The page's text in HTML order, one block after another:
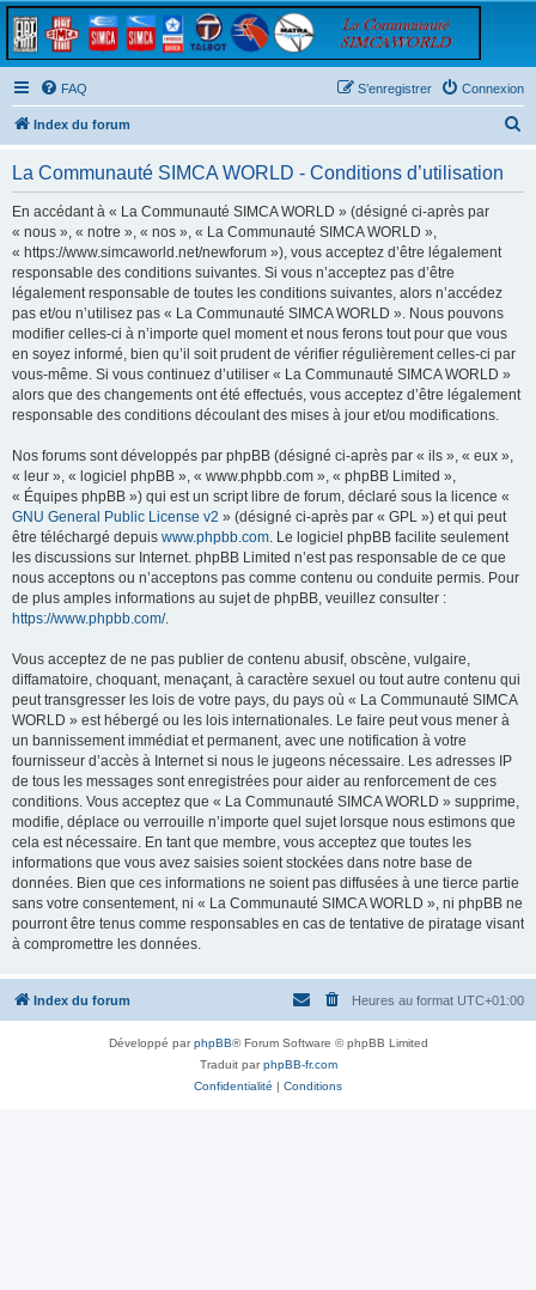
FAQ Connexion
S’enregistrer
Index du forum
La Communauté SIMCA WORLD - Conditions d’utilisation
En accédant à « La Communauté SIMCA WORLD » (désigné ci-après par
« nous », « notre », « nos », « La Communauté SIMCA WORLD »,
« https://www.simcaworld.net/newforum »), vous acceptez d’être légalement
responsable des conditions suivantes. Si vous n’acceptez pas d’être
légalement responsable de toutes les conditions suivantes, alors n’accédez
pas et/ou n’utilisez pas « La Communauté SIMCA WORLD ». Nous pouvons
modifier celles-ci à n’importe quel moment et nous ferons tout pour que vous
en soyez informé, bien qu’il soit prudent de vérifier régulièrement celles-ci par
vous-même. Si vous continuez d’utiliser « La Communauté SIMCA WORLD »
alors que des changements ont été effectués, vous acceptez d’être légalement
responsable des conditions découlant des mises à jour et/ou modifications.
Nos forums sont développés par phpBB (désigné ci-après par « ils », « eux »,
« leur », « logiciel phpBB », « www.phpbb.com », « phpBB Limited »,
« Équipes phpBB ») qui est un script libre de forum, déclaré sous la licence «
GNU General Public License v2 » (désigné ci-après par « GPL ») et qui peut
être téléchargé depuis www.phpbb.com. Le logiciel phpBB facilite seulement
les discussions sur Internet. phpBB Limited n’est pas responsable de ce que
nous acceptons ou n’acceptons pas comme contenu ou conduite permis. Pour
de plus amples informations au sujet de phpBB, veuillez consulter :
https://www.phpbb.com/.
Vous acceptez de ne pas publier de contenu abusif, obscène, vulgaire,
diffamatoire, choquant, menaçant, à caractère sexuel ou tout autre contenu qui
peut transgresser les lois de votre pays, du pays où « La Communauté SIMCA
WORLD » est hébergé ou les lois internationales. Le faire peut vous mener à
un bannissement immédiat et permanent, avec une notification à votre
fournisseur d’accès à Internet si nous le jugeons nécessaire. Les adresses IP
de tous les messages sont enregistrées pour aider au renforcement de ces
conditions. Vous acceptez que « La Communauté SIMCA WORLD » supprime,
modifie, déplace ou verrouille n’importe quel sujet lorsque nous estimons que
cela est nécessaire. En tant que membre, vous acceptez que toutes les
informations que vous avez saisies soient stockées dans notre base de
données. Bien que ces informations ne soient pas diffusées à une tierce partie
sans votre consentement, ni « La Communauté SIMCA WORLD », ni phpBB ne
pourront être tenus comme responsables en cas de tentative de piratage visant
à compromettre les données.
Index du forum Heures au format UTC+01:00
Développé parphpBB® Forum Software © phpBB Limited
Traduit parphpBB-fr.com
Confidentialité | Conditions